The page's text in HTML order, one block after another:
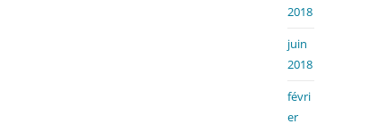
2018
juin
2018
févri
er